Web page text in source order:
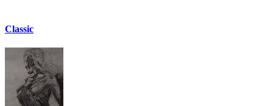
Classic